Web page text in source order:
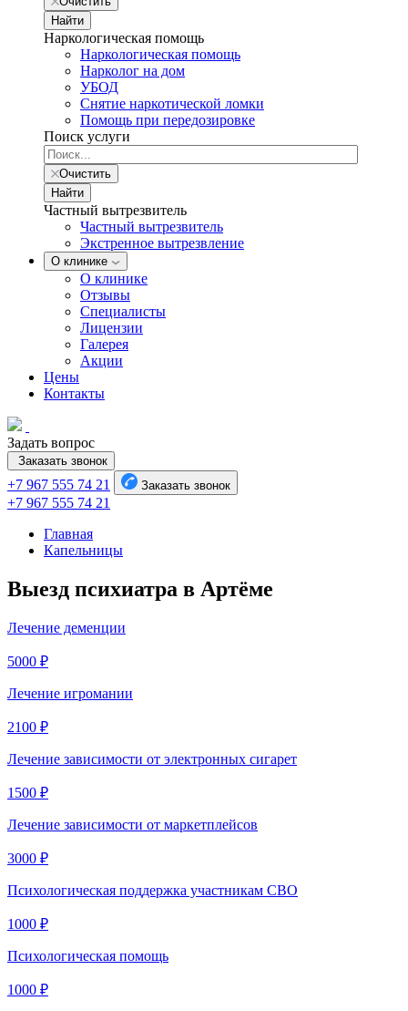
Найти
Наркологическая помощь
Наркологическая помощь
Нарколог на дом
УБОД
Снятие наркотической ломки
Помощь при передозировке
Поиск услуги
Очистить
Найти
Частный вытрезвитель
Частный вытрезвитель
Экстренное вытрезвление
О клинике
О клинике
Отзывы
Специалисты
Лицензии
Галерея
Акции
Цены
Контакты
Задать вопрос
Заказать звонок
+7 967 555 74 21 Заказать звонок
+7 967 555 74 21
Главная
Капельницы
Выезд психиатра в Артёме
Лечение деменции
5000 ₽
Лечение игромании
2100 ₽
Лечение зависимости от электронных сигарет
1500 ₽
Лечение зависимости от маркетплейсов
3000 ₽
Психологическая поддержка участникам СВО
1000 ₽
Психологическая помощь
1000 ₽